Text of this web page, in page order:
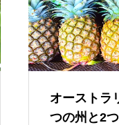
オーストラ
つの州と2